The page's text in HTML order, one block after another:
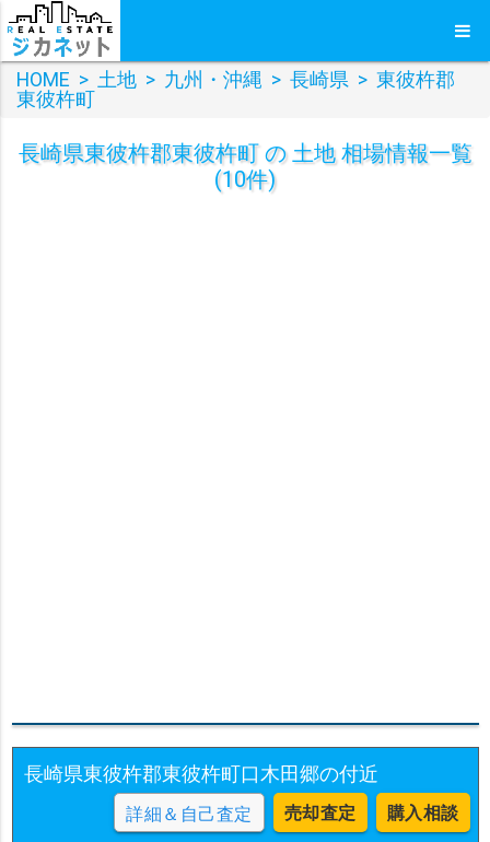
HOME > 土地 > 九州・沖縄 > 長崎県 > 東彼杵郡
東彼杵町
長崎県東彼杵郡東彼杵町 の 土地 相場情報一覧
(10件)
長崎県東彼杵郡東彼杵町口木田郷の付近
詳細＆自己査定 売却査定 購入相談